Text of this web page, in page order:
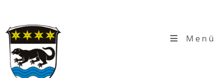
Menü